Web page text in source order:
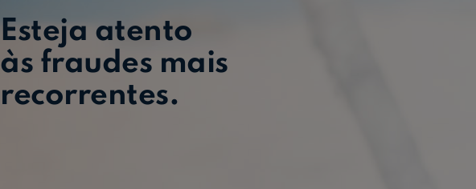
Ajuda Particulares
Esteja atento
às fraudes mais
recorrentes.